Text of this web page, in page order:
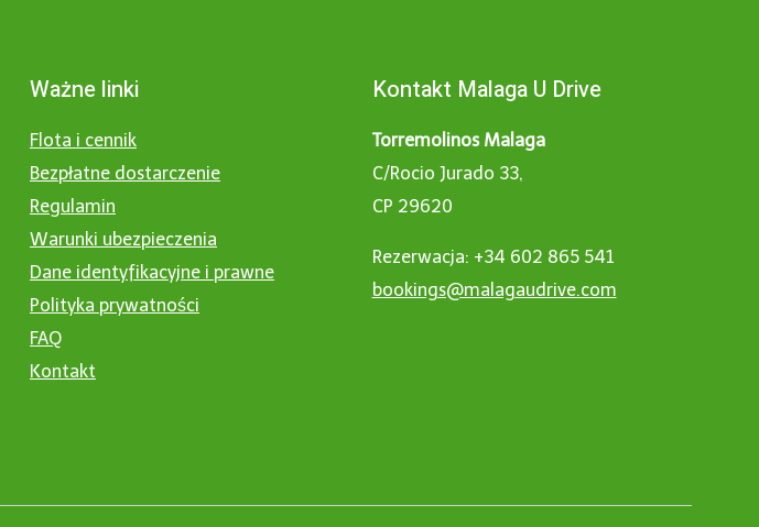
Ważne linki
Flota i cennik
Bezpłatne dostarczenie
Regulamin
Warunki ubezpieczenia
Dane identyfikacyjne i prawne
Polityka prywatności
FAQ
Kontakt
Kontakt Malaga U Drive
Torremolinos Malaga
C/Rocio Jurado 33,
CP 29620
Rezerwacja: +34 602 865 541
bookings@malagaudrive.com